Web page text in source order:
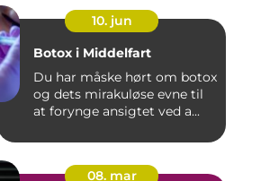
10. jun
Botox i Middelfart
Du har måske hørt om botox
og dets mirakuløse evne til
at forynge ansigtet ved a...
08. mar